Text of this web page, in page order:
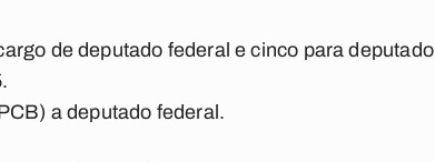
de deputado federal e cinco para deputado
a deputado federal.